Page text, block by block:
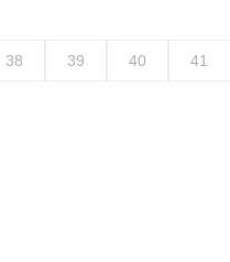
38 39 40 41